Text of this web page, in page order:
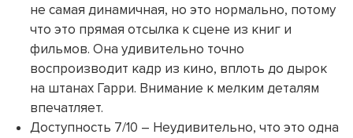
не самая динамичная, но это нормально, потому
что это прямая отсылка к сцене из книг и
фильмов. Она удивительно точно
воспроизводит кадр из кино, вплоть до дырок
на штанах Гарри. Внимание к мелким деталям
впечатляет.
Доступность 7/10 – Неудивительно, что это одна